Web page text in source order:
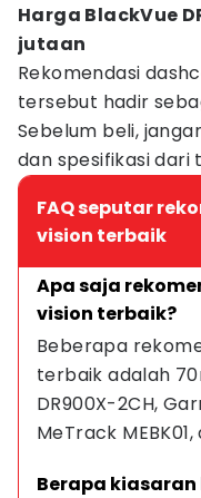
Harga BlackVue
jutaan
Rekomendasi
tersebut hadir
Sebelum beli,
dan spesifikasi dari
FAQ seputar
vision terbaik
Apa saja
vision terbaik?
Beberapa
terbaik adalah
DR900X-2CH,
MeTrack
Berapa